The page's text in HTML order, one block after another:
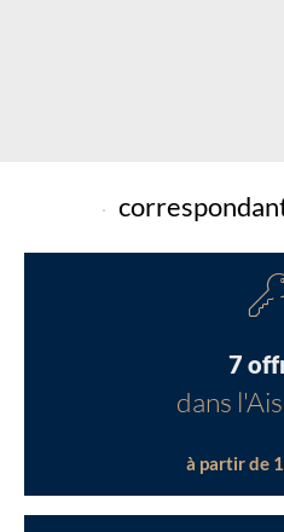
Chargement...
7
dans
à partir de